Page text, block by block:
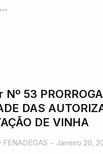
53
DAS
DE VINHA
FENADEGAS Janeiro 20,